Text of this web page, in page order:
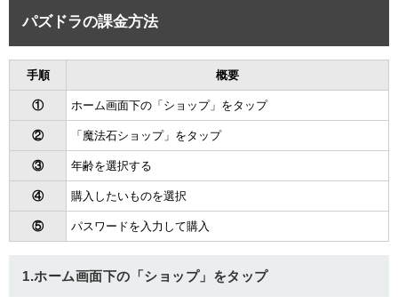
パズドラの課金方法
手順 概要
① ホーム画面下の「ショップ」をタップ
② 「魔法石ショップ」をタップ
③ 年齢を選択する
④ 購入したいものを選択
⑤ パスワードを入力して購入
1.ホーム画面下の「ショップ」をタップ